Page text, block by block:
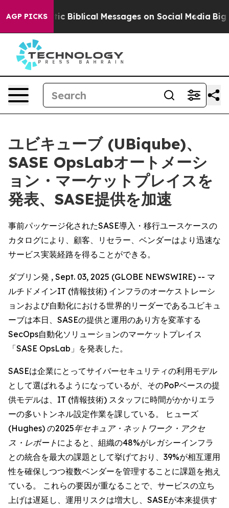
AGP PICKS
Cryptic Biblical Messages on Social Media Big
ユビキューブ (UBiqube)、
SASE OpsLabオートメーシ
ョン・マーケットプレイスを
発表、SASE提供を加速
事前パッケージ化されたSASE導入・移行ユースケースの
カタログにより、顧客、リセラー、ベンダーはより迅速な
サービス実装経路を得ることができる。
ダブリン発 , Sept. 03, 2025 (GLOBE NEWSWIRE) -- マ
ルチドメインIT (情報技術) インフラのオーケストレーシ
ョンおよび自動化における世界的リーダーであるユビキュ
ーブは本日、SASEの提供と運用のあり方を変革する
SecOps自動化ソリューションのマーケットプレイス
「SASE OpsLab」を発表した。
SASEは企業にとってサイバーセキュリティの利用モデル
として選ばれるようになっているが、そのPoPベースの提
供モデルは、IT (情報技術) スタッフに時間がかかりエラ
ーの多いトンネル設定作業を課している。 ヒューズ
(Hughes) の2025年セキュア・ネットワーク・アクセ
ス・レポート によると、組織の48%がレガシーインフラ
との統合を最大の課題として挙げており、39%が相互運用
性を確保しつつ複数ベンダーを管理することに課題を抱え
ている。 これらの要因が重なることで、サービスの立ち
上げは遅延し、運用リスクは増大し、SASEが本来提供す